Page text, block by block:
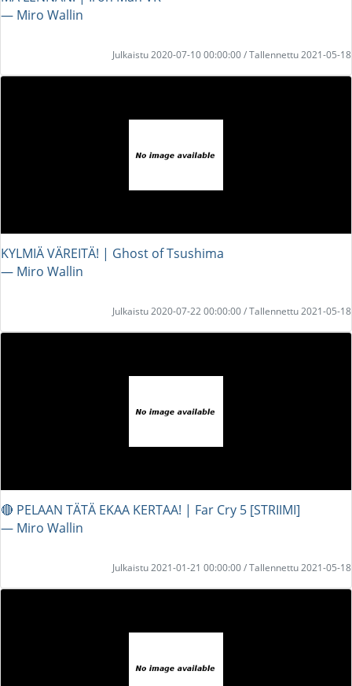
― Miro Wallin
Julkaistu 2020-07-10 00:00:00 / Tallennettu 2021-05-18
KYLMIÄ VÄREITÄ! | Ghost of Tsushima
― Miro Wallin
Julkaistu 2020-07-22 00:00:00 / Tallennettu 2021-05-18
🔴 PELAAN TÄTÄ EKAA KERTAA! | Far Cry 5 [STRIIMI]
― Miro Wallin
Julkaistu 2021-01-21 00:00:00 / Tallennettu 2021-05-18